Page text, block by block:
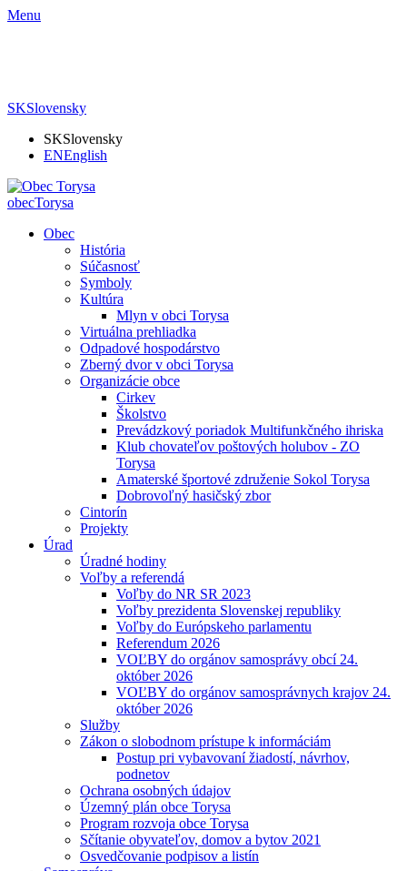
Menu
SKSlovensky
SKSlovensky
ENEnglish
obecTorysa
Obec
História
Súčasnosť
Symboly
Kultúra
Mlyn v obci Torysa
Virtuálna prehliadka
Odpadové hospodárstvo
Zberný dvor v obci Torysa
Organizácie obce
Cirkev
Školstvo
Prevádzkový poriadok Multifunkčného ihriska
Klub chovateľov poštových holubov - ZO
Torysa
Amaterské športové združenie Sokol Torysa
Dobrovoľný hasičský zbor
Cintorín
Projekty
Úrad
Úradné hodiny
Voľby a referendá
Voľby do NR SR 2023
Voľby prezidenta Slovenskej republiky
Voľby do Európskeho parlamentu
Referendum 2026
VOĽBY do orgánov samosprávy obcí 24.
október 2026
VOĽBY do orgánov samosprávnych krajov 24.
október 2026
Služby
Zákon o slobodnom prístupe k informáciám
Postup pri vybavovaní žiadostí, návrhov,
podnetov
Ochrana osobných údajov
Územný plán obce Torysa
Program rozvoja obce Torysa
Sčítanie obyvateľov, domov a bytov 2021
Osvedčovanie podpisov a listín